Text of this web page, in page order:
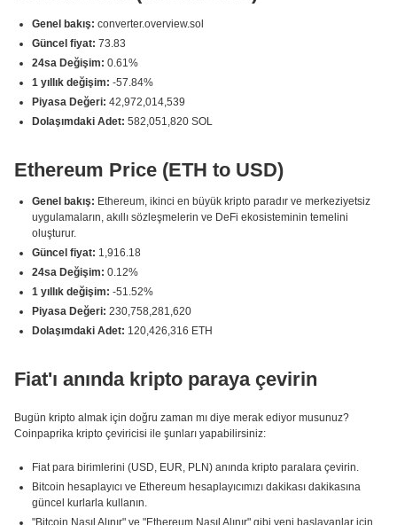
Genel bakış: converter.overview.sol
Güncel fiyat: 73.83
24sa Değişim: 0.61%
1 yıllık değişim: -57.84%
Piyasa Değeri: 42,972,014,539
Dolaşımdaki Adet: 582,051,820 SOL
Ethereum Price (ETH to USD)
Genel bakış: Ethereum, ikinci en büyük kripto paradır ve merkeziyetsiz
uygulamaların, akıllı sözleşmelerin ve DeFi ekosisteminin temelini
oluşturur.
Güncel fiyat: 1,916.18
24sa Değişim: 0.12%
1 yıllık değişim: -51.52%
Piyasa Değeri: 230,758,281,620
Dolaşımdaki Adet: 120,426,316 ETH
Fiat'ı anında kripto paraya çevirin
Bugün kripto almak için doğru zaman mı diye merak ediyor musunuz?
Coinpaprika kripto çeviricisi ile şunları yapabilirsiniz:
Fiat para birimlerini (USD, EUR, PLN) anında kripto paralara çevirin.
Bitcoin hesaplayıcı ve Ethereum hesaplayıcımızı dakikası dakikasına
güncel kurlarla kullanın.
"Bitcoin Nasıl Alınır" ve "Ethereum Nasıl Alınır" gibi yeni başlayanlar için